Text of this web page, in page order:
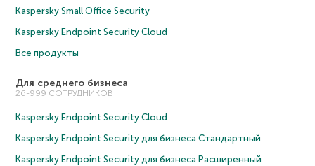
Kaspersky Small Office Security
Kaspersky Endpoint Security Cloud
Все продукты
Для среднего бизнеса
26-999 СОТРУДНИКОВ
Kaspersky Endpoint Security Cloud
Kaspersky Endpoint Security для бизнеса Cтандартный
Kaspersky Endpoint Security для бизнеса Расширенный